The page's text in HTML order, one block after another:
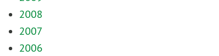
2008
2007
2006